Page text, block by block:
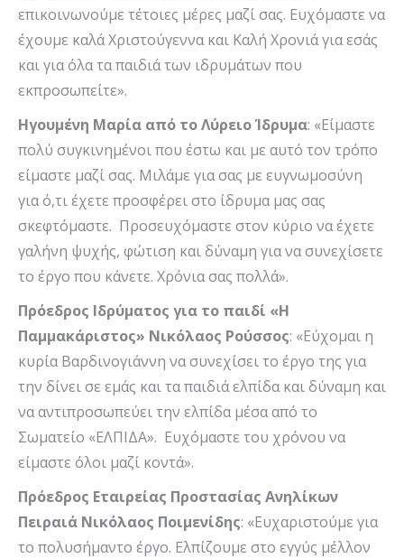
επικοινωνούμε τέτοιες μέρες μαζί σας. Ευχόμαστε να
έχουμε καλά Χριστούγεννα και Καλή Χρονιά για εσάς
και για όλα τα παιδιά των ιδρυμάτων που
εκπροσωπείτε».
Ηγουμένη Μαρία από το Λύρειο Ίδρυμα: «Είμαστε
πολύ συγκινημένοι που έστω και με αυτό τον τρόπο
είμαστε μαζί σας. Μιλάμε για σας με ευγνωμοσύνη
για ό,τι έχετε προσφέρει στο ίδρυμα μας σας
σκεφτόμαστε. Προσευχόμαστε στον κύριο να έχετε
γαλήνη ψυχής, φώτιση και δύναμη για να συνεχίσετε
το έργο που κάνετε. Χρόνια σας πολλά».
Πρόεδρος Ιδρύματος για το παιδί «Η
Παμμακάριστος» Νικόλαος Ρούσσος: «Εύχομαι η
κυρία Βαρδινογιάννη να συνεχίσει το έργο της για
την δίνει σε εμάς και τα παιδιά ελπίδα και δύναμη και
να αντιπροσωπεύει την ελπίδα μέσα από το
Σωματείο «ΕΛΠΙΔΑ». Ευχόμαστε του χρόνου να
είμαστε όλοι μαζί κοντά».
Πρόεδρος Εταιρείας Προστασίας Ανηλίκων
Πειραιά Νικόλαος Ποιμενίδης: «Ευχαριστούμε για
το πολυσήμαντο έργο. Ελπίζουμε στο εγγύς μέλλον